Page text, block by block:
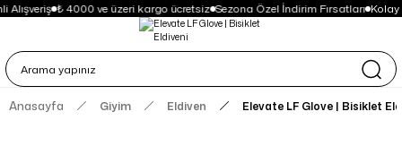
Alışveriş ₺ 4000 ve üzeri kargo ücretsiz Sezona Özel İndirim Fırsatları Kolay
Anasayfa Giyim Eldiven Elevate LF Glove | Bisiklet